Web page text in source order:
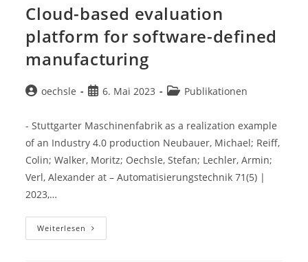
Cloud-based evaluation
platform for software-defined
manufacturing
Beitrags-
oechsle
Beitrag
6. Mai 2023
Beitrags-
Publikationen
- Stuttgarter Maschinenfabrik as a realization example
of an Industry 4.0 production Neubauer, Michael; Reiff,
Colin; Walker, Moritz; Oechsle, Stefan; Lechler, Armin;
Verl, Alexander at – Automatisierungstechnik 71(5) |
2023,…
Weiterlesen Cloud-
Based